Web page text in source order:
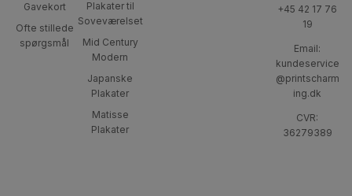
Gavekort
Ofte stillede
spørgsmål
Plakater til
Soveværelset
Mid Century
Modern
Japanske
Plakater
Matisse
Plakater
+45 42 17 76
19
Email:
kundeservice
@printscharm
ing.dk
CVR:
36279389